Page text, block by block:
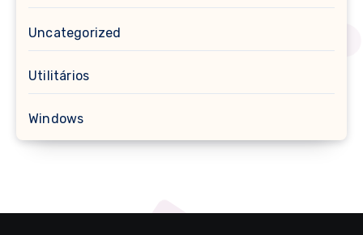
Uncategorized
Utilitários
Windows